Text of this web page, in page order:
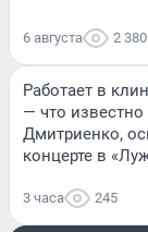
6 августа 2 380
Работает в
— что известно
Дмитриенко,
концерте в
3 часа 245